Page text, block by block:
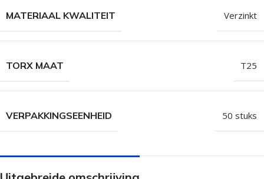
MATERIAAL KWALITEIT Verzinkt
TORX MAAT T25
VERPAKKINGSEENHEID 50 stuks